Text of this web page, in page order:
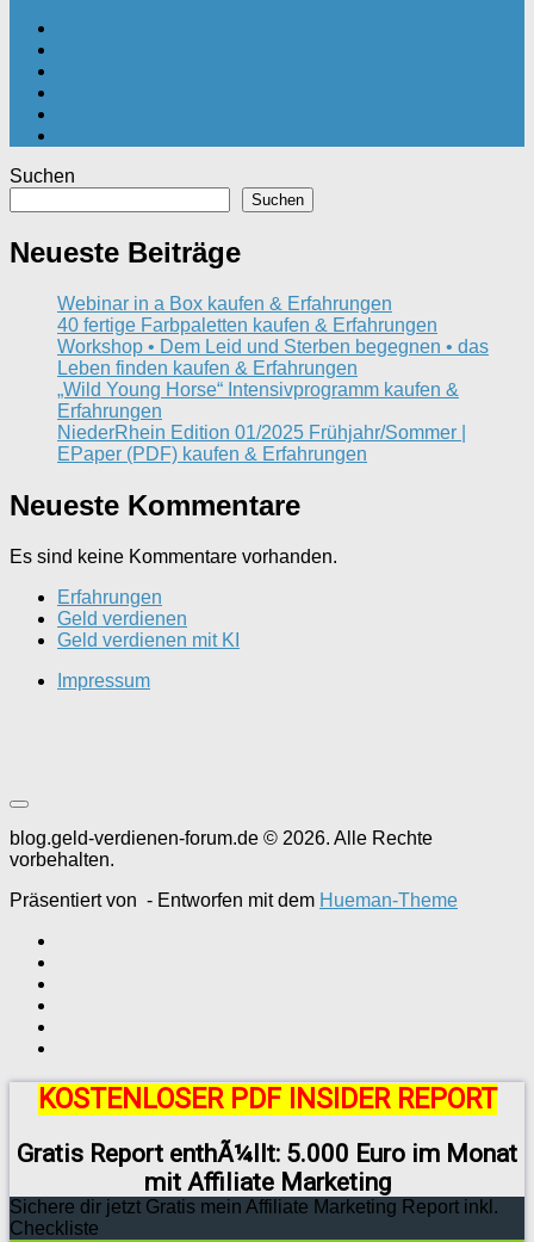
Suchen
Suchen
Neueste Beiträge
Webinar in a Box kaufen & Erfahrungen
40 fertige Farbpaletten kaufen & Erfahrungen
Workshop • Dem Leid und Sterben begegnen • das
Leben finden kaufen & Erfahrungen
„Wild Young Horse“ Intensivprogramm kaufen &
Erfahrungen
NiederRhein Edition 01/2025 Frühjahr/Sommer |
EPaper (PDF) kaufen & Erfahrungen
Neueste Kommentare
Es sind keine Kommentare vorhanden.
Erfahrungen
Geld verdienen
Geld verdienen mit KI
Impressum
blog.geld-verdienen-forum.de © 2026. Alle Rechte
vorbehalten.
Präsentiert von - Entworfen mit dem Hueman-Theme
KOSTENLOSER PDF INSIDER REPORT
Gratis Report enthÃ¼llt: 5.000 Euro im Monat
mit Affiliate Marketing
Sichere dir jetzt Gratis mein Affiliate Marketing Report inkl.
Checkliste